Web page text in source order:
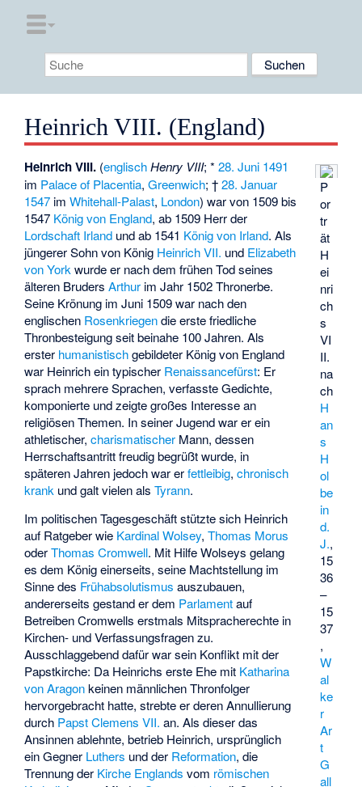
Heinrich VIII. (England)
P
or
tr
ät
H
ei
nri
ch
s
VI
II.
na
ch
H
an
s
H
ol
be
in
d.
J.,
15
36
–
15
37
,
W
al
ke
r
Ar
t
G
all
Heinrich VIII. (englisch Henry VIII; *28. Juni 1491
im Palace of Placentia,Greenwich; †28. Januar
1547 imWhitehall-Palast, London) war von 1509 bis
1547 König von England, ab 1509 Herr der
Lordschaft Irland und ab 1541 König von Irland. Als
jüngerer Sohn von König Heinrich VII. und Elizabeth
von Yorkwurde er nach dem frühen Tod seines
älteren BrudersArthur im Jahr 1502 Thronerbe.
Seine Krönung im Juni 1509 war nach den
englischen Rosenkriegendie erste friedliche
Thronbesteigung seit beinahe 100 Jahren. Als
erster humanistischgebildeter König von England
war Heinrich ein typischer Renaissancefürst: Er
sprach mehrere Sprachen, verfasste Gedichte,
komponierte und zeigte großes Interesse an
religiösen Themen. In seiner Jugend war er ein
athletischer,charismatischer Mann, dessen
Herrschaftsantritt freudig begrüßt wurde, in
späteren Jahren jedoch war erfettleibig,chronisch
krank und galt vielen alsTyrann.
Im politischen Tagesgeschäft stützte sich Heinrich
auf Ratgeber wie Kardinal Wolsey,Thomas Morus
oderThomas Cromwell. Mit Hilfe Wolseys gelang
es dem König einerseits, seine Machtstellung im
Sinne des Frühabsolutismus auszubauen,
andererseits gestand er dem Parlamentauf
Betreiben Cromwells erstmals Mitspracherechte in
Kirchen- und Verfassungsfragen zu.
Ausschlaggebend dafür war sein Konflikt mit der
Papstkirche: Da Heinrichs erste Ehe mit Katharina
von Aragonkeinen männlichen Thronfolger
hervorgebracht hatte, strebte er deren Annullierung
durch Papst Clemens VII. an. Als dieser das
Ansinnen ablehnte, betrieb Heinrich, ursprünglich
ein Gegner Luthers und der Reformation, die
Trennung der Kirche Englands vom römischen